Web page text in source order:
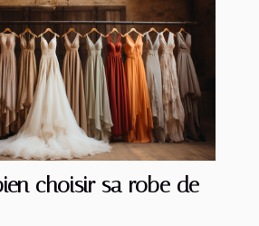
choisir sa robe de